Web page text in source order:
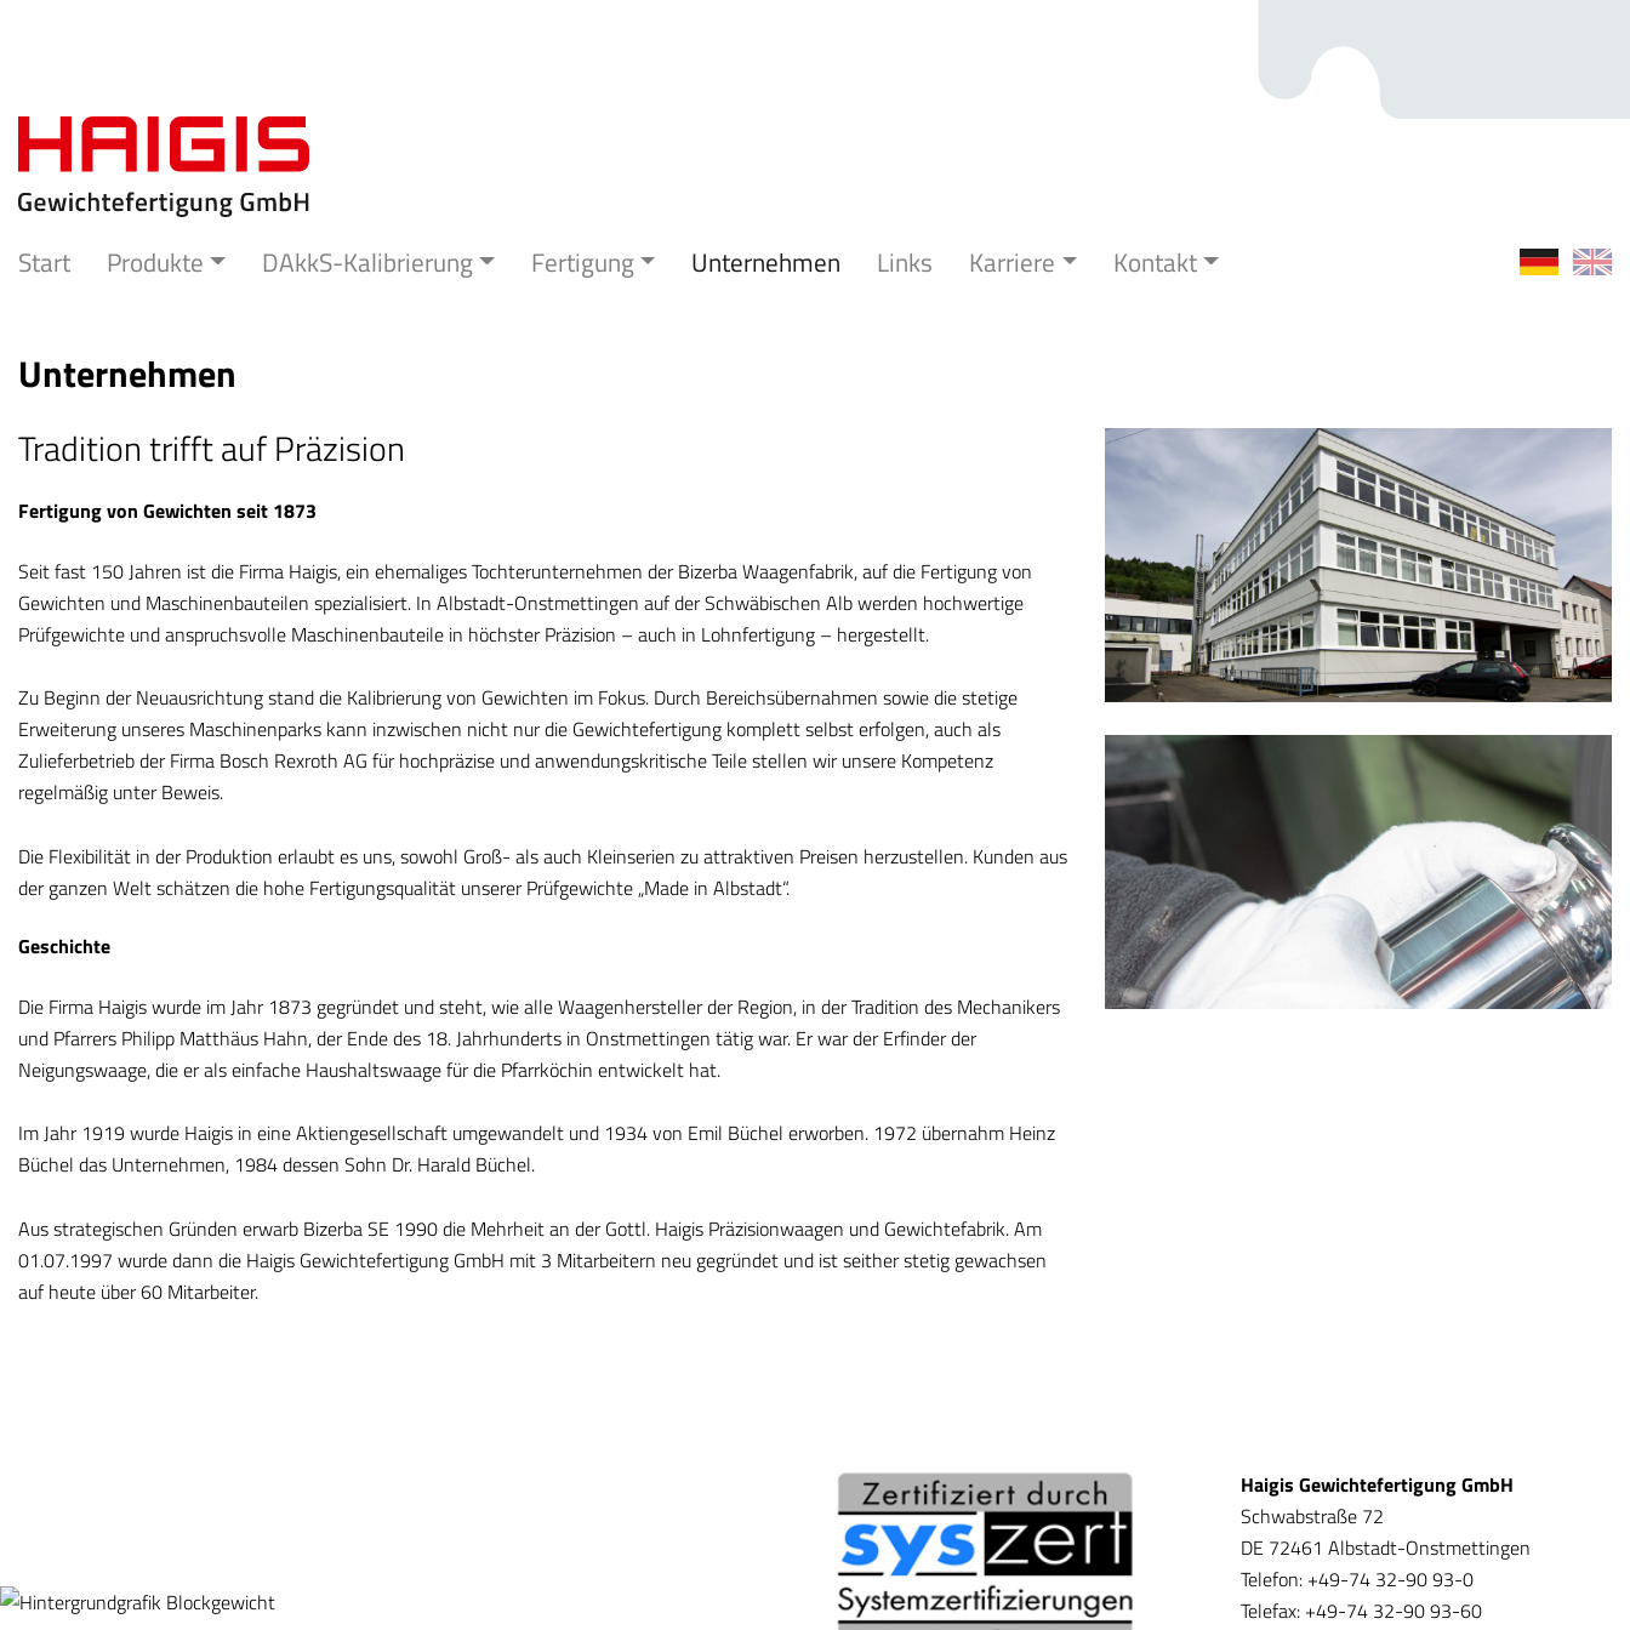
Start Produkte DAkkS-Kalibrierung Fertigung Unternehmen Links Karriere Kontakt
Unternehmen
Tradition trifft auf Präzision
Fertigung von Gewichten seit 1873
Seit fast 150 Jahren ist die Firma Haigis, ein ehemaliges Tochterunternehmen der Bizerba Waagenfabrik, auf die Fertigung von
Gewichten und Maschinenbauteilen spezialisiert. In Albstadt-Onstmettingen auf der Schwäbischen Alb werden hochwertige
Prüfgewichte und anspruchsvolle Maschinenbauteile in höchster Präzision – auch in Lohnfertigung – hergestellt.
Zu Beginn der Neuausrichtung stand die Kalibrierung von Gewichten im Fokus. Durch Bereichsübernahmen sowie die stetige
Erweiterung unseres Maschinenparks kann inzwischen nicht nur die Gewichtefertigung komplett selbst erfolgen, auch als
Zulieferbetrieb der Firma Bosch Rexroth AG für hochpräzise und anwendungskritische Teile stellen wir unsere Kompetenz
regelmäßig unter Beweis.
Die Flexibilität in der Produktion erlaubt es uns, sowohl Groß- als auch Kleinserien zu attraktiven Preisen herzustellen. Kunden aus
der ganzen Welt schätzen die hohe Fertigungsqualität unserer Prüfgewichte „Made in Albstadt“.
Geschichte
Die Firma Haigis wurde im Jahr 1873 gegründet und steht, wie alle Waagenhersteller der Region, in der Tradition des Mechanikers
und Pfarrers Philipp Matthäus Hahn, der Ende des 18. Jahrhunderts in Onstmettingen tätig war. Er war der Erfinder der
Neigungswaage, die er als einfache Haushaltswaage für die Pfarrköchin entwickelt hat.
Im Jahr 1919 wurde Haigis in eine Aktiengesellschaft umgewandelt und 1934 von Emil Büchel erworben. 1972 übernahm Heinz
Büchel das Unternehmen, 1984 dessen Sohn Dr. Harald Büchel.
Aus strategischen Gründen erwarb Bizerba SE 1990 die Mehrheit an der Gottl. Haigis Präzisionwaagen und Gewichtefabrik. Am
01.07.1997 wurde dann die Haigis Gewichtefertigung GmbH mit 3 Mitarbeitern neu gegründet und ist seither stetig gewachsen
auf heute über 60 Mitarbeiter.
Haigis Gewichtefertigung GmbH
Schwabstraße 72
DE 72461 Albstadt-Onstmettingen
Telefon: +49-74 32-90 93-0
Telefax: +49-74 32-90 93-60